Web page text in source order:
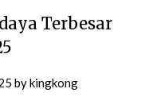
Terbesar
bykingkong